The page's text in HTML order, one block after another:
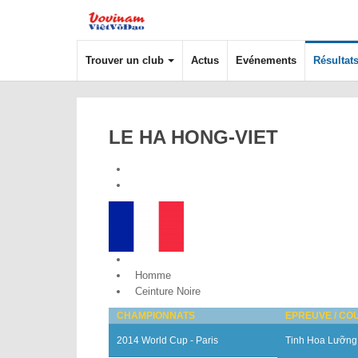
Trouver un club Actus Evénements Résultats
LE HA HONG-VIET
Homme
Ceinture Noire
CHAMPIONNATS EPREUVE /
2014 World Cup - Paris Tinh Hoa